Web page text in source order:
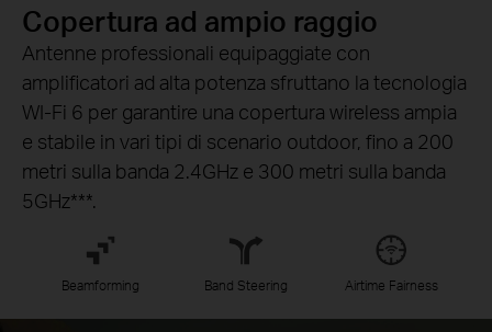
Copertura ad ampio raggio
Antenne professionali equipaggiate con
amplificatori ad alta potenza sfruttano la tecnologia
WI-Fi 6 per garantire una copertura wireless ampia
e stabile in vari tipi di scenario outdoor, fino a 200
metri sulla banda 2.4GHz e 300 metri sulla banda
5GHz***.
Beamforming Band Steering Airtime Fairness